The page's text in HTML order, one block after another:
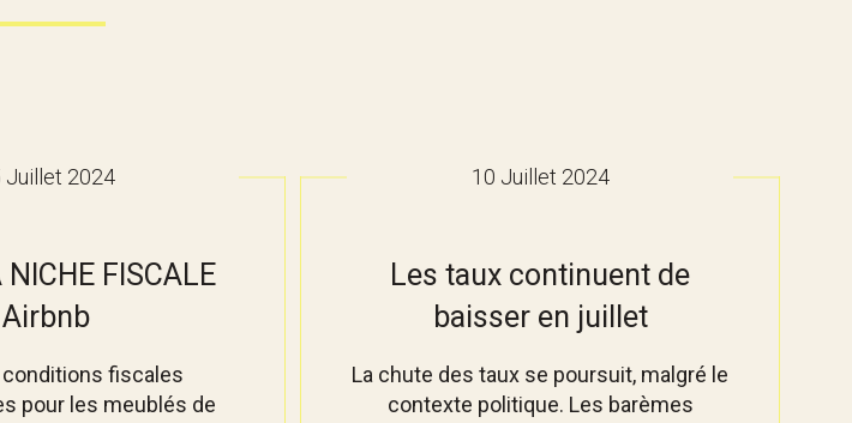
Juillet 2024
FISCALE
Airbnb
conditions fiscales
pour les meublés de
10 Juillet 2024
Les taux continuent de
baisser en juillet
La chute des taux se poursuit, malgré le
contexte politique. Les barèmes